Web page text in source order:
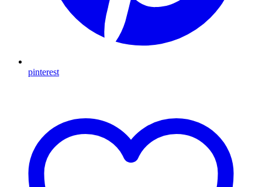
pinterest